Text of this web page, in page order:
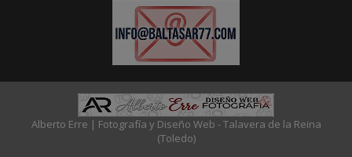
Alberto Erre | Fotografía y Diseño Web - Talavera de la Reina
(Toledo)